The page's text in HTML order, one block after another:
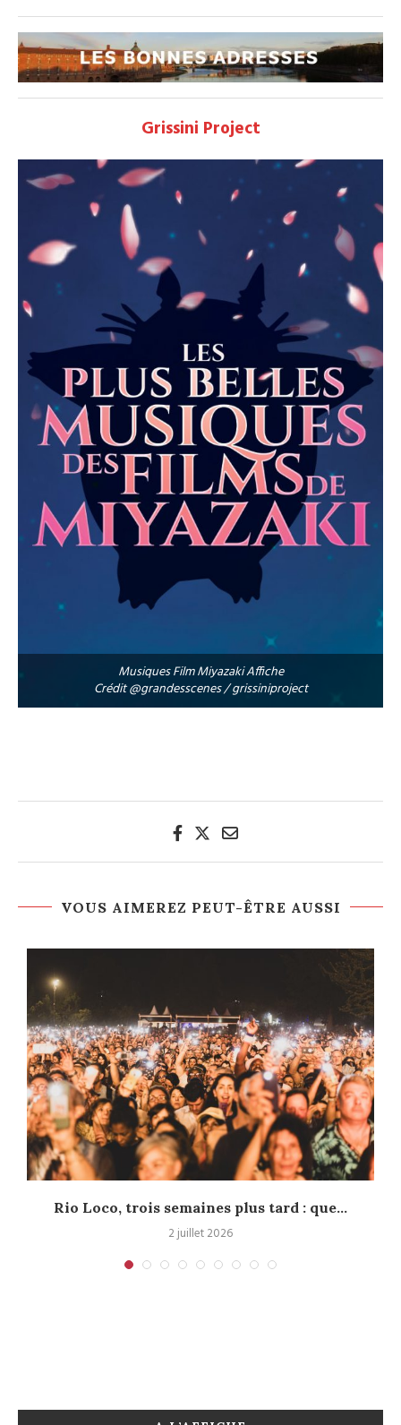
Grissini Project
Musiques Film Miyazaki Affiche
Crédit @grandesscenes / grissiniproject
VOUS AIMEREZ PEUT-ÊTRE AUSSI
Rio Loco, trois semaines plus tard : que...
2 juillet 2026